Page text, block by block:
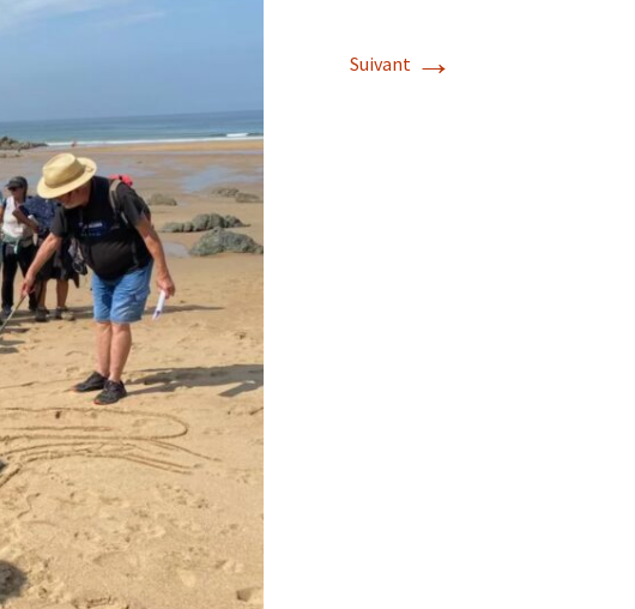
Lames minces de roches
Minéraux
Inventaire des minéraux
vendéens
Fossiles
Paysages, affleurements
Photos de groupes
Suivant →